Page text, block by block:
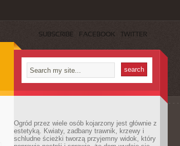
SUBSCRIBE FACEBOOK TWITTER
Ogród przez wiele osób kojarzony jest głównie z
estetyką. Kwiaty, zadbany trawnik, krzewy i
schludne ścieżki tworzą przyjemny widok, który